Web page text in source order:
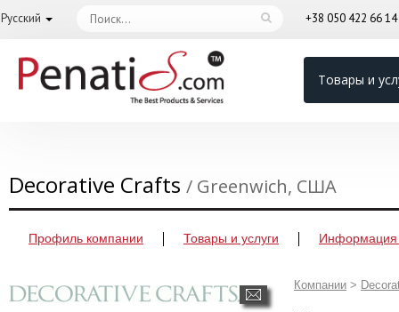
Русский +38 050 422 66 14
Товары и
Decorative Crafts / Greenwich, США
Профиль компании Товары и услуги Информация
Компании >